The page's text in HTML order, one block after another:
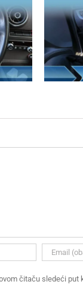
čitaču sledeći put